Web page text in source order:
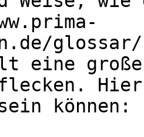
eine große
können: